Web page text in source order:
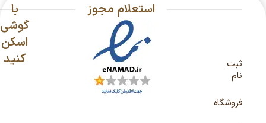
ثبت
نام
فروشگاه
استعلام مجوز
با
گوشی
اسکن
کنید